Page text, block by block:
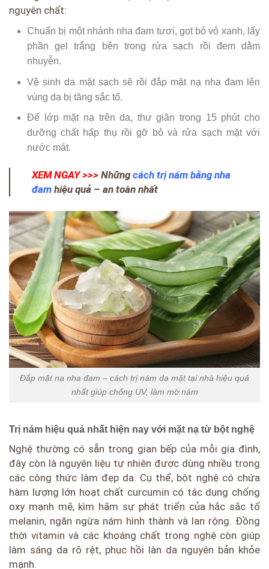
nguyên chất:
Chuẩn bị một nhánh nha đam tươi, gọt bỏ vỏ xanh, lấy
phần gel trắng bên trong rửa sạch rồi đem dằm
nhuyễn.
Vệ sinh da mặt sạch sẽ rồi đắp mặt nạ nha đam lên
vùng da bị tăng sắc tố.
Để lớp mặt nạ trên da, thư giãn trong 15 phút cho
dưỡng chất hấp thụ rồi gỡ bỏ và rửa sạch mặt với
nước mát.
XEM NGAY >>> Nhữngcách trị nám bằng nha
đam hiệu quả – an toàn nhất
Đắp mặt nạ nha đam – cách trị nám da mặt tại nhà hiệu quả
nhất giúp chống UV, làm mờ nám
Trị nám hiệu quả nhất hiện nay với mặt nạ từ bột nghệ
Nghệ thường có sẵn trong gian bếp của mỗi gia đình,
đây còn là nguyên liệu tự nhiên được dùng nhiều trong
các công thức làm đẹp da. Cụ thể, bột nghệ có chứa
hàm lượng lớn hoạt chất curcumin có tác dụng chống
oxy mạnh mẽ, kìm hãm sự phát triển của hắc sắc tố
melanin, ngăn ngừa nám hình thành và lan rộng. Đồng
thời vitamin và các khoáng chất trong nghệ còn giúp
làm sáng da rõ rệt, phục hồi làn da nguyên bản khỏe
mạnh.